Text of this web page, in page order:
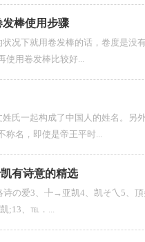
棒使用步骤
下就用卷发棒的话，卷度是没
使用卷发棒比较好...
一起构成了中国人的姓名。另
称名，即使是帝王平时...
有诗意的精选
の爱3、╄→亚凯4、凯そ乀5、頂
;13、℡．...